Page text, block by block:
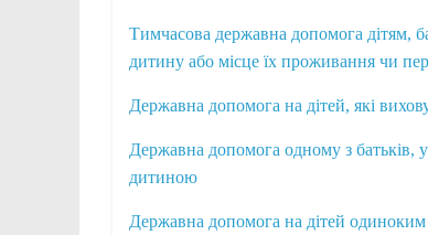
Тимчасова державна допомога дітям,
дитину або місце їх проживання чи
Державна допомога на дітей, які
Державна допомога одному з батьків,
дитиною
Державна допомога на дітей